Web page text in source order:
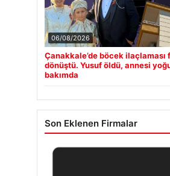
06/08/2026
Çanakkale’de böcek ilaçlaması
dönüştü. Yusuf öldü, annesi
bakımda
Son Eklenen Firmalar